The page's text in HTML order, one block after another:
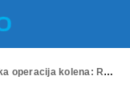
Razbijanje mitova o procesu oporavka